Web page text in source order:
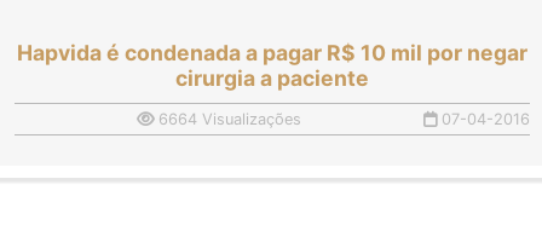
Hapvida é condenada a pagar R$ 10 mil por negar
cirurgia a paciente
6664 Visualizações 07-04-2016